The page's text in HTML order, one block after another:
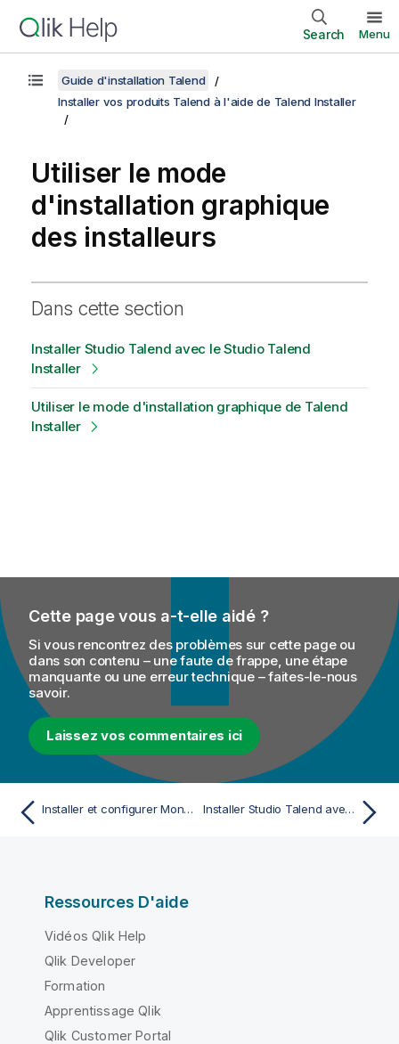
Search Menu
Guide d'installation Talend
Installer vos produits Talend à l'aide de Talend Installer
Utiliser le mode
d'installation graphique
des installeurs
Dans cette section
Installer Studio Talend avec le Studio Talend
Installer
Utiliser le mode d'installation graphique de Talend
Installer
Cette page vous a-t-elle aidé ?
Si vous rencontrez des problèmes sur cette page ou
dans son contenu – une faute de frappe, une étape
manquante ou une erreur technique – faites-le-nous
savoir.
Laissez vos commentaires ici
Installer et configurer MongoDB pour préparer l'installation via Talend Installer Installer Studio Talend avec le Studio Talend Installer
Ressources D'aide
Vidéos Qlik Help
Qlik Developer
Formation
Apprentissage Qlik
Qlik Customer Portal